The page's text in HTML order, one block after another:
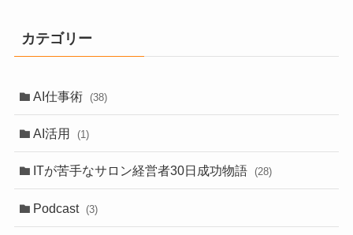
カテゴリー
AI仕事術 (38)
AI活用 (1)
ITが苦手なサロン経営者30日成功物語 (28)
Podcast (3)